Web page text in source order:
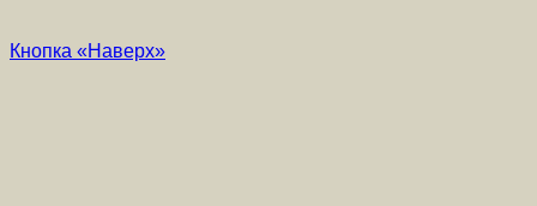
Кнопка «Наверх»